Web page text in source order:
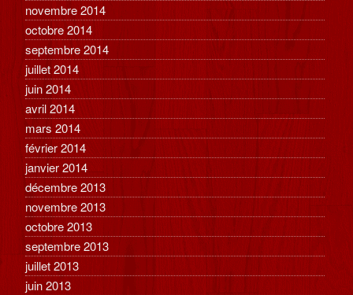
novembre 2014
octobre 2014
septembre 2014
juillet 2014
juin 2014
avril 2014
mars 2014
février 2014
janvier 2014
décembre 2013
novembre 2013
octobre 2013
septembre 2013
juillet 2013
juin 2013